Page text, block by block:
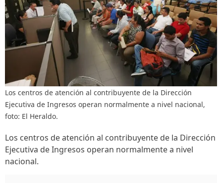
Los centros de atención al contribuyente de la Dirección
Ejecutiva de Ingresos operan normalmente a nivel nacional,
foto: El Heraldo.
Los centros de atención al contribuyente de la Dirección
Ejecutiva de Ingresos operan normalmente a nivel
nacional.